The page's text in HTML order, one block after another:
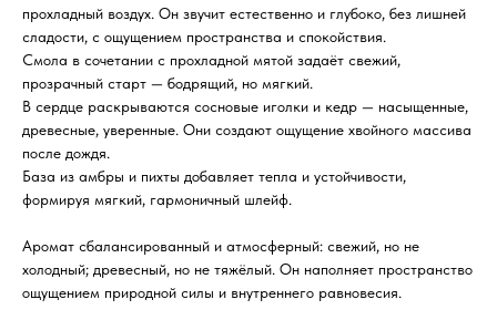
прохладный воздух. Он звучит естественно и глубоко, без лишней
сладости, с ощущением пространства и спокойствия.
Смола в сочетании с прохладной мятой задаёт свежий,
прозрачный старт — бодрящий, но мягкий.
В сердце раскрываются сосновые иголки и кедр — насыщенные,
древесные, уверенные. Они создают ощущение хвойного массива
после дождя.
База из амбры и пихты добавляет тепла и устойчивости,
формируя мягкий, гармоничный шлейф.
Аромат сбалансированный и атмосферный: свежий, но не
холодный; древесный, но не тяжёлый. Он наполняет пространство
ощущением природной силы и внутреннего равновесия.